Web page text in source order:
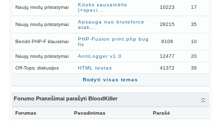
Naujų modų pristatymai
Kitoks sausainėlis
(+speci...
10223 17
Naujų modų pristatymai
Apsauga nuo bruteforce
atak...
28215 35
Bendri PHP-F klausimai
PHP-Fusion print.php bug
fix
8108 10
Naujų modų pristatymai AntiLogger v1.0 12477 20
Off-Topic diskusijos HTML testas 41372 39
Rodyti visas temas
Forumo Pranešimai parašyti BloodKiller
Forumas Pavadinimas Parašė